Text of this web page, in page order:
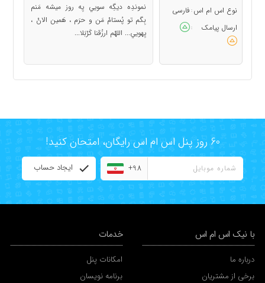
نوع اس ام اس : فارسی
ارسال پیامک
:
نموندِه ديگِه سويي يِه روز ميشه مَنم
بِگم تو پُستامْ مَن و حرَم ، هَمين الانْ ،
يِهويي... اللهّم ارزُقنا كَرْبَلا...
60 روز پنل اس ام اس رایگان، امتحان کنید!
+98 ایجاد حساب
با نیک اس ام اس
درباره ما
برخی از مشتریان
خدمات
امکانات پنل
برنامه نویسان